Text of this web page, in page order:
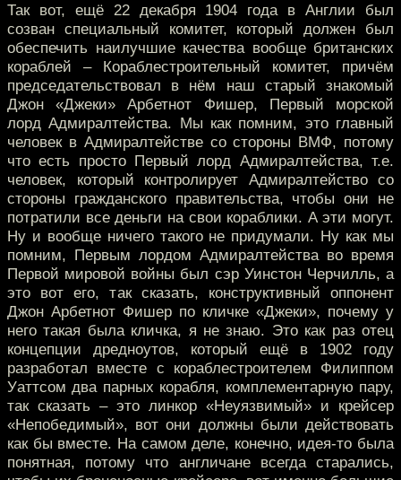
Так вот, ещё 22 декабря 1904 года в Англии был
созван специальный комитет, который должен был
обеспечить наилучшие качества вообще британских
кораблей – Кораблестроительный комитет, причём
председательствовал в нём наш старый знакомый
Джон «Джеки» Арбетнот Фишер, Первый морской
лорд Адмиралтейства. Мы как помним, это главный
человек в Адмиралтействе со стороны ВМФ, потому
что есть просто Первый лорд Адмиралтейства, т.е.
человек, который контролирует Адмиралтейство со
стороны гражданского правительства, чтобы они не
потратили все деньги на свои кораблики. А эти могут.
Ну и вообще ничего такого не придумали. Ну как мы
помним, Первым лордом Адмиралтейства во время
Первой мировой войны был сэр Уинстон Черчилль, а
это вот его, так сказать, конструктивный оппонент
Джон Арбетнот Фишер по кличке «Джеки», почему у
него такая была кличка, я не знаю. Это как раз отец
концепции дредноутов, который ещё в 1902 году
разработал вместе с кораблестроителем Филиппом
Уаттсом два парных корабля, комплементарную пару,
так сказать – это линкор «Неуязвимый» и крейсер
«Непобедимый», вот они должны были действовать
как бы вместе. На самом деле, конечно, идея-то была
понятная, потому что англичане всегда старались,